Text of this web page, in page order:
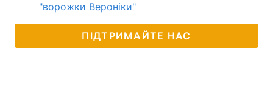
"ворожки Вероніки"
ПІДТРИМАЙТЕ НАС